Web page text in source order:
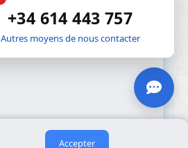
Accepter
+34 614 443 757
Autres moyens de nous contacter